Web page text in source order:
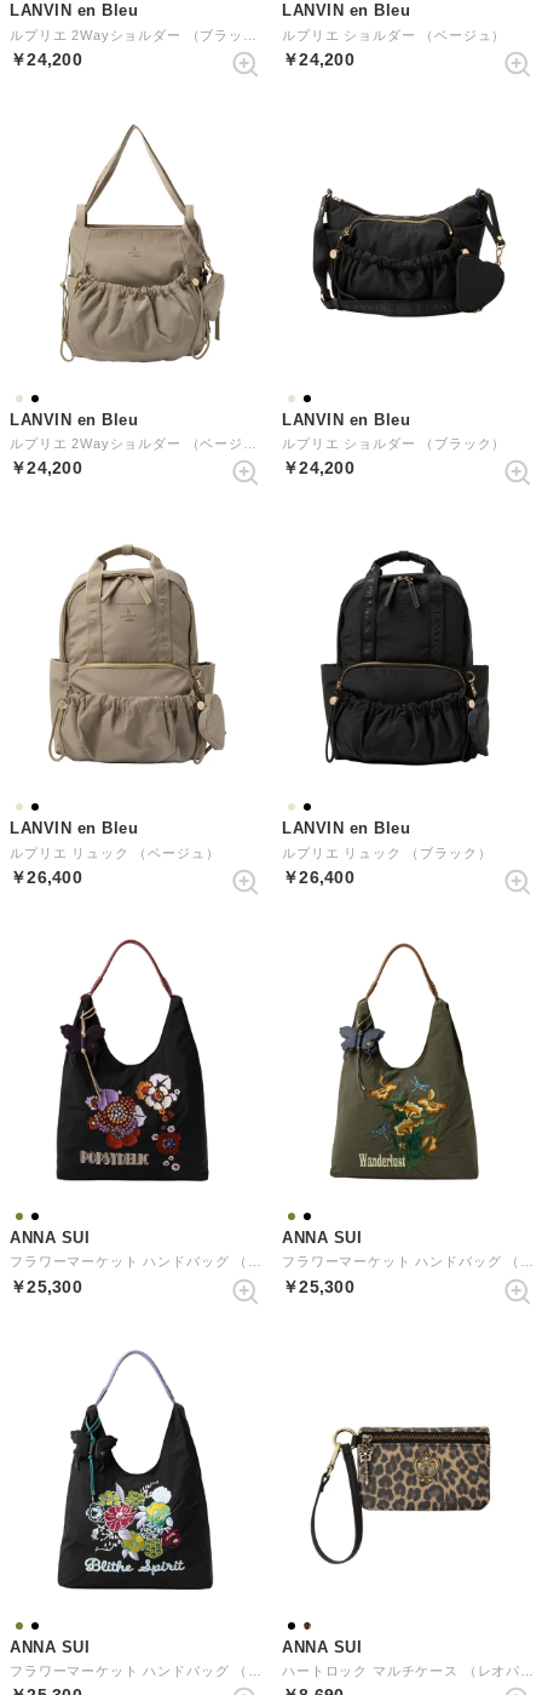
LANVIN en Bleu
￥24,200
LANVIN en Bleu
ルプリエ ショルダー （ベージュ）
￥24,200
LANVIN en Bleu
￥24,200
LANVIN en Bleu
ルプリエ ショルダー （ブラック）
￥24,200
LANVIN en Bleu
ルプリエ リュック （ベージュ）
￥26,400
LANVIN en Bleu
ルプリエ リュック （ブラック）
￥26,400
ANNA SUI
フラワーマーケット ハンドバッグ （クロアカ）
￥25,300
ANNA SUI
フラワーマーケット ハンドバッグ （カーキ）
￥25,300
ANNA SUI ANNA SUI